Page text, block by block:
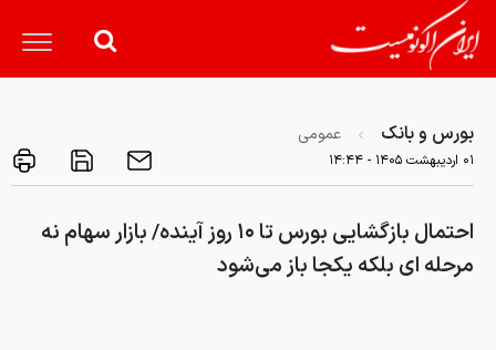
بورس و بانک عمومی
۰۱ ارديبهشت ۱۴۰۵ - ۱۴:۴۴
احتمال بازگشایی بورس تا ۱۰ روز آینده/ بازار سهام نه
مرحله ای بلکه یکجا باز می‌شود